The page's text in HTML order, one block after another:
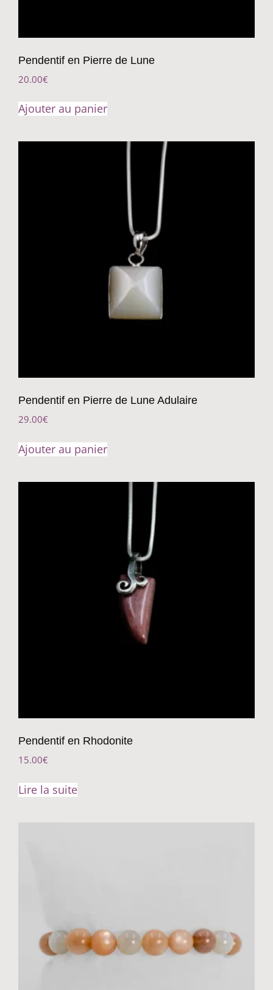
Pendentif en Pierre de Lune
20.00€
Ajouter au panier
Pendentif en Pierre de Lune Adulaire
29.00€
Ajouter au panier
Pendentif en Rhodonite
15.00€
Lire la suite